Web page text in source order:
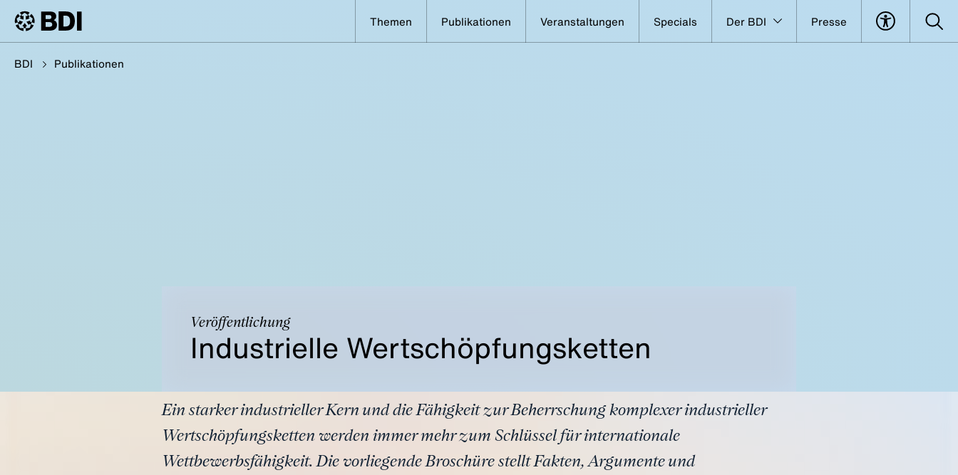
Themen Publikationen Veranstaltungen Specials Der BDI Presse
BDI Publikationen
Veröffentlichung
Industrielle Wertschöpfungsketten
Ein starker industrieller Kern und die Fähigkeit zur Beherrschung komplexer industrieller
Wertschöpfungsketten werden immer mehr zum Schlüssel für internationale
Wettbewerbsfähigkeit. Die vorliegende Broschüre stellt Fakten, Argumente und